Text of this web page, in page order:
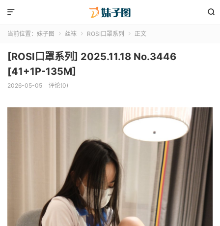


当前位置： 妹子图  丝袜  ROSI口罩系列  正文
[ROSI口罩系列] 2025.11.18 No.3446
[41+1P-135M]
2026-05-05 评论(0)